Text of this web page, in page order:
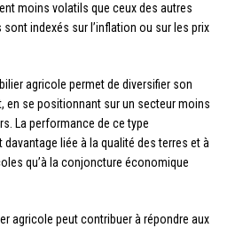
moins volatils que ceux des autres
indexés sur l’inflation ou sur les prix
agricole permet de diversifier son
en se positionnant sur un secteur moins
La performance de ce type
liée à la qualité des terres et à
qu’à la conjoncture économique
agricole peut contribuer à répondre aux